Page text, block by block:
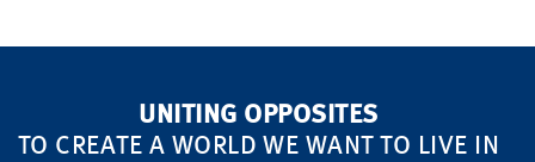
UNITING OPPOSITES
TO CREATE A WORLD WE WANT TO LIVE IN